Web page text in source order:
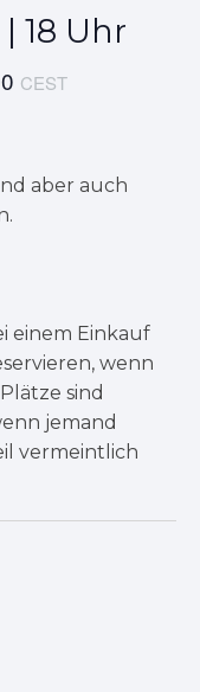
18 Uhr
CEST
aber auch
einem Einkauf
wenn
sind
jemand
vermeintlich